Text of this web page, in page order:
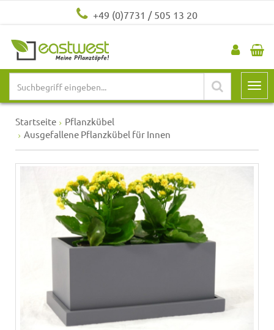
+49 (0)7731 / 505 13 20
Startseite
Pflanzkübel
Ausgefallene Pflanzkübel für Innen